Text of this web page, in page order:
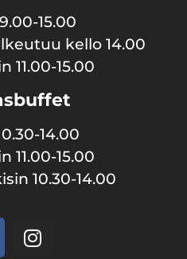
15.00
kello 14.00
11.00-15.00
14.00
11.00-15.00
10.30-14.00